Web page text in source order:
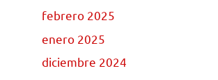
febrero 2025
enero 2025
diciembre 2024